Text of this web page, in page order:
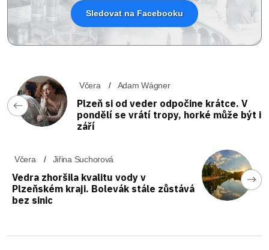
Sledovat na Facebooku
Včera Adam Wágner
Plzeň si od veder odpočine krátce. V
pondělí se vrátí tropy, horké může být i
září
Včera Jiřina Suchorová
Vedra zhoršila kvalitu vody v
Plzeňském kraji. Bolevák stále zůstává
bez sinic